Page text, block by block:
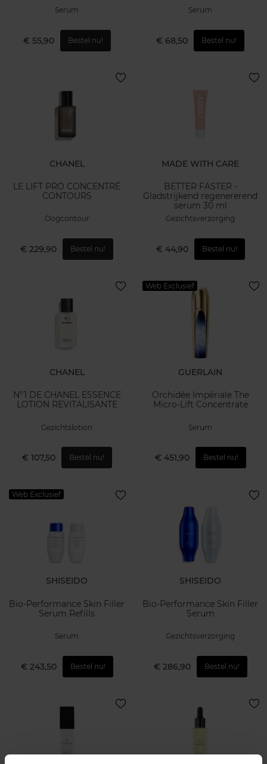
VOLLER MAKEND
Serum
€ 55,90 Bestel nu!
Serum
€ 68,50 Bestel nu!
CHANEL
LE LIFT PRO CONCENTRÉ
CONTOURS
Oogcontour
€ 229,90 Bestel nu!
MADE WITH CARE
BETTER FASTER -
Gladstrijkend regenererend
serum 30 ml
Gezichtsverzorging
€ 44,90 Bestel nu!
CHANEL
N°1 DE CHANEL ESSENCE
LOTION REVITALISANTE
Gezichtslotion
€ 107,50 Bestel nu!
Web Exclusief
GUERLAIN
Orchidée Impériale The
Micro-Lift Concentrate
Serum
€ 451,90 Bestel nu!
Web Exclusief
SHISEIDO
Bio-Performance Skin Filler
Serum Refills
Serum
€ 243,50 Bestel nu!
SHISEIDO
Bio-Performance Skin Filler
Serum
Gezichtsverzorging
€ 286,90 Bestel nu!